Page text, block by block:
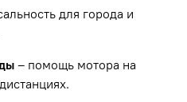
для города и
– помощь мотора на